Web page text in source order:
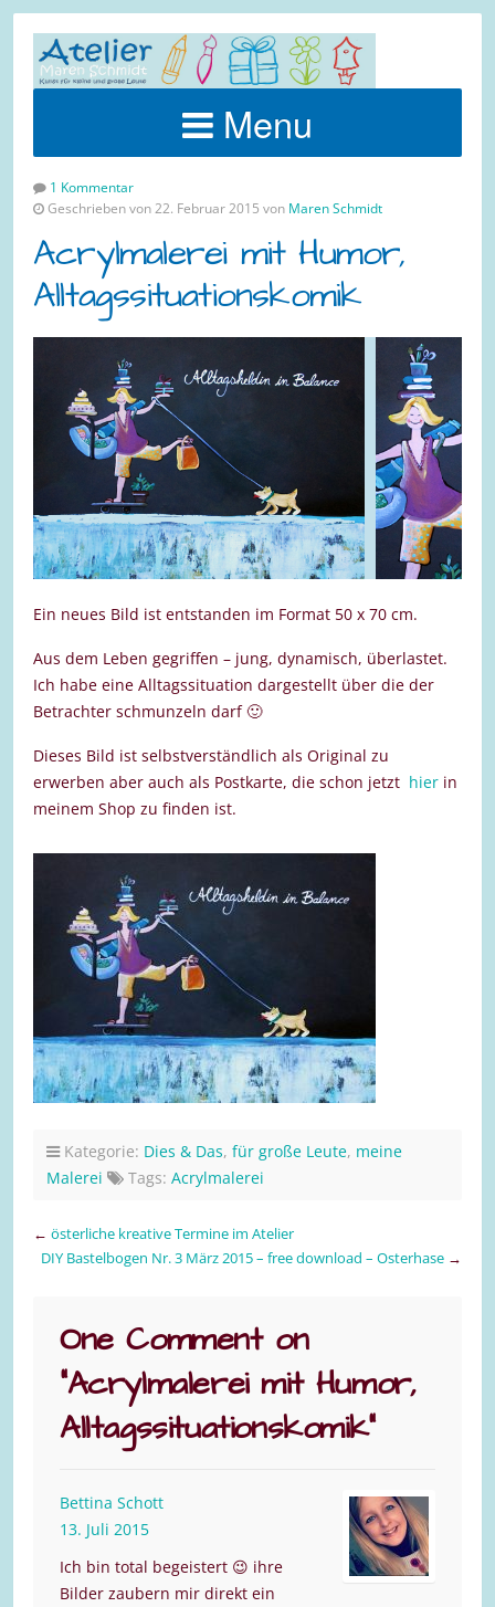
Menu
1 Kommentar
Geschrieben von 22. Februar 2015 von Maren Schmidt
Acrylmalerei mit Humor,
Alltagssituationskomik
Ein neues Bild ist entstanden im Format 50 x 70 cm.
Aus dem Leben gegriffen – jung, dynamisch, überlastet.
Ich habe eine Alltagssituation dargestellt über die der
Betrachter schmunzeln darf 🙂
Dieses Bild ist selbstverständlich als Original zu
erwerben aber auch als Postkarte, die schon jetzt hier in
meinem Shop zu finden ist.
Kategorie: Dies & Das, für große Leute, meine
Malerei
Tags: Acrylmalerei
← österliche kreative Termine im Atelier
DIY Bastelbogen Nr. 3 März 2015 – free download – Osterhase →
One Comment on
“Acrylmalerei mit Humor,
Alltagssituationskomik”
Bettina Schott
13. Juli 2015
Ich bin total begeistert 😉 ihre
Bilder zaubern mir direkt ein